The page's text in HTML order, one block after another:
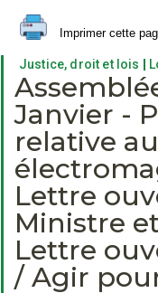
Imprimer cette
Justice, droit et lois |
Janvier -
relative
Lettre
Ministre
Lettre
/ Agir